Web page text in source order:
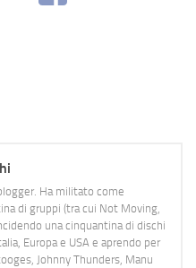
Ha militato come
di gruppi (tra cui Not Moving,
una cinquantina di dischi
Europa e USA e aprendo per
Johnny Thunders, Manu